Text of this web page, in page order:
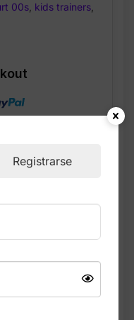
00s kids trainers
00s Suede
infantiles
de los años
Registrarse